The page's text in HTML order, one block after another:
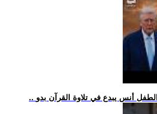
الطفل أنس يبدع في تلاوة القرآن بدو